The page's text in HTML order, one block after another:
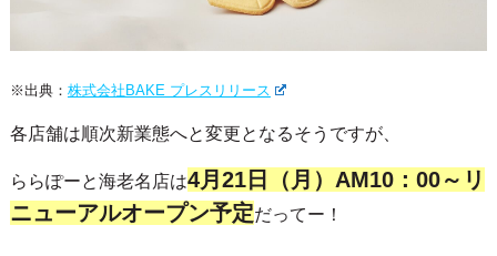
※出典： 株式会社BAKE プレスリリース
各店舗は順次新業態へと変更となるそうですが、
ららぽーと海老名店は4月21日（月）AM10：00～リ
ニューアルオープン予定だってー！